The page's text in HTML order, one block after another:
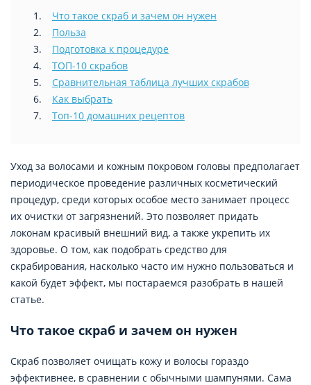
Что такое скраб и зачем он нужен
Польза
Подготовка к процедуре
ТОП-10 скрабов
Сравнительная таблица лучших скрабов
Как выбрать
Топ-10 домашних рецептов
Уход за волосами и кожным покровом головы предполагает
периодическое проведение различных косметический
процедур, среди которых особое место занимает процесс
их очистки от загрязнений. Это позволяет придать
локонам красивый внешний вид, а также укрепить их
здоровье. О том, как подобрать средство для
скрабирования, насколько часто им нужно пользоваться и
какой будет эффект, мы постараемся разобрать в нашей
статье.
Что такое скраб и зачем он нужен
Скраб позволяет очищать кожу и волосы гораздо
эффективнее, в сравнении с обычными шампунями. Сама